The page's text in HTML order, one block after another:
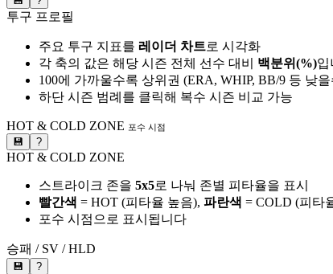
투구 프로필
주요 투구 지표를 레이더 차트로 시각화
각 축의 값은 해당 시즌 전체 선수 대비 백분위(%)입
100에 가까울수록 상위권 (ERA, WHIP, BB/9 등 낮
하단 시즌 범례를 클릭해 복수 시즌 비교 가능
HOT & COLD ZONE 포수 시점
💾 ?
HOT & COLD ZONE
스트라이크 존을 5x5로 나눠 존별 피타율을 표시
빨간색 = HOT (피타율 높음), 파란색 = COLD (피타
포수 시점으로 표시됩니다
승패 / SV / HLD
💾 ?